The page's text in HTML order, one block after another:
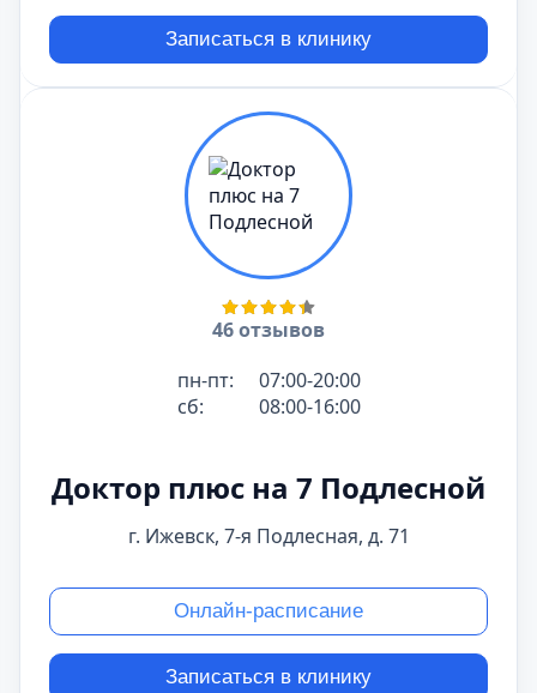
Записаться в клинику
46 отзывов
пн-пт:
07:00-20:00
сб:
08:00-16:00
Доктор плюс на 7 Подлесной
г. Ижевск, 7-я Подлесная, д. 71
Онлайн-расписание
Записаться в клинику